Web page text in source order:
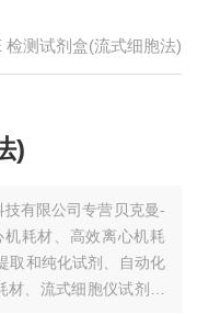
检测试剂盒(流式细胞法)
)
耗材、高效离心机耗
取和纯化试剂、自动化
、流式细胞仪试剂耗